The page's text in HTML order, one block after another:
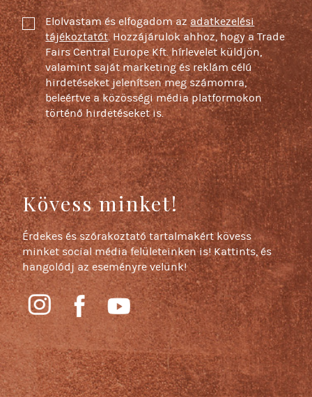
Elolvastam és elfogadom azadatkezelési
tájékoztatót. Hozzájárulok ahhoz, hogy a Trade
Fairs Central Europe Kft. hírlevelet küldjön,
valamint saját marketing és reklám célú
hirdetéseket jelenítsen meg számomra,
beleértve a közösségi média platformokon
történő hirdetéseket is.
Kövess minket!
Érdekes és szórakoztató tartalmakért kövess
minket social média felületeinken is! Kattints, és
hangolódj az eseményre velünk!